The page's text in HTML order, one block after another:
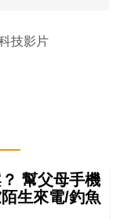
技影片
幫父母手機
生來電/釣魚